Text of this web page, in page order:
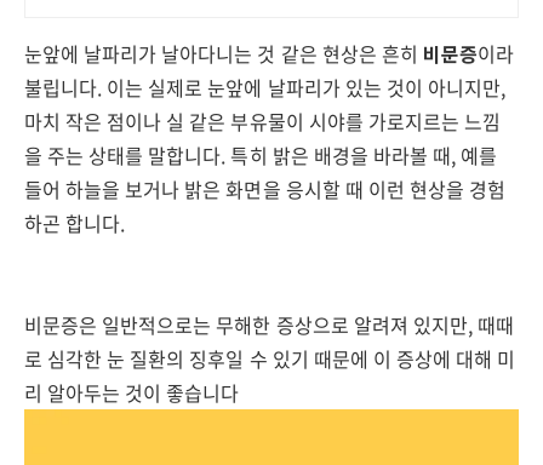
눈앞에 날파리가 날아다니는 것 같은 현상은 흔히 비문증이라
불립니다. 이는 실제로 눈앞에 날파리가 있는 것이 아니지만,
마치 작은 점이나 실 같은 부유물이 시야를 가로지르는 느낌
을 주는 상태를 말합니다. 특히 밝은 배경을 바라볼 때, 예를
들어 하늘을 보거나 밝은 화면을 응시할 때 이런 현상을 경험
하곤 합니다.
비문증은 일반적으로는 무해한 증상으로 알려져 있지만, 때때
로 심각한 눈 질환의 징후일 수 있기 때문에 이 증상에 대해 미
리 알아두는 것이 좋습니다